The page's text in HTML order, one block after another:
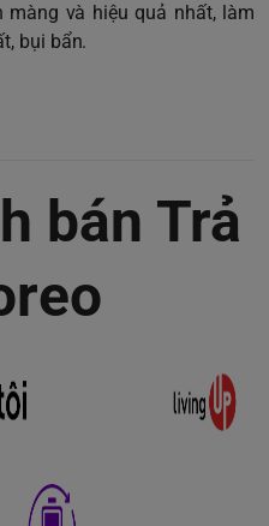
và hiệu quả nhất, làm
bụi bẩn.
bán Trả